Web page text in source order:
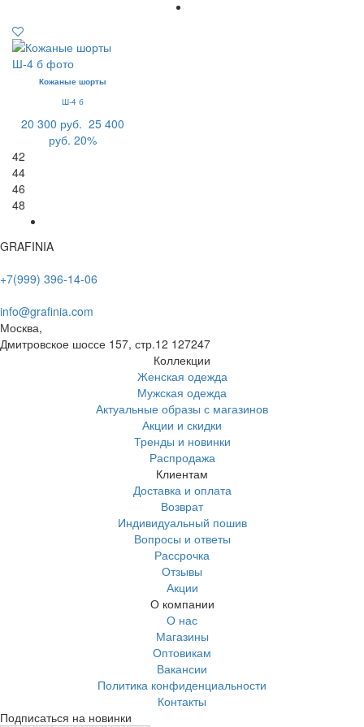
Кожаные шорты
Ш-4 б
20 300 руб. 25 400
руб. 20%
42
44
46
48
GRAFINIA
+7(999) 396-14-06
info@grafinia.com
Москва,
Дмитровское шоссе 157, стр.12 127247
Коллекции
Женская одежда
Мужская одежда
Актуальные образы с магазинов
Акции и скидки
Тренды и новинки
Распродажа
Клиентам
Доставка и оплата
Возврат
Индивидуальный пошив
Вопросы и ответы
Рассрочка
Отзывы
Акции
О компании
О нас
Магазины
Оптовикам
Вакансии
Политика конфиденциальности
Контакты
Подписаться на новинки